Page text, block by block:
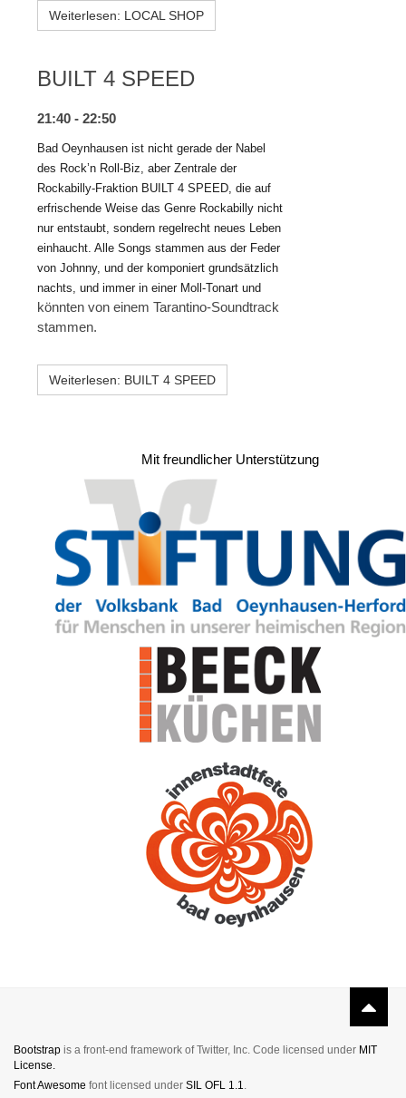
Weiterlesen: LOCAL SHOP
BUILT 4 SPEED
21:40 - 22:50
Bad Oeynhausen ist nicht gerade der Nabel
des Rock’n Roll-Biz, aber Zentrale der
Rockabilly-Fraktion BUILT 4 SPEED, die auf
erfrischende Weise das Genre Rockabilly nicht
nur entstaubt, sondern regelrecht neues Leben
einhaucht. Alle Songs stammen aus der Feder
von Johnny, und der komponiert grundsätzlich
nachts, und immer in einer Moll-Tonart und
könnten von einem Tarantino-Soundtrack
stammen.
Weiterlesen: BUILT 4 SPEED
Mit freundlicher Unterstützung
Bootstrap is a front-end framework of Twitter, Inc. Code licensed under MIT
License.
Font Awesome font licensed under SIL OFL 1.1